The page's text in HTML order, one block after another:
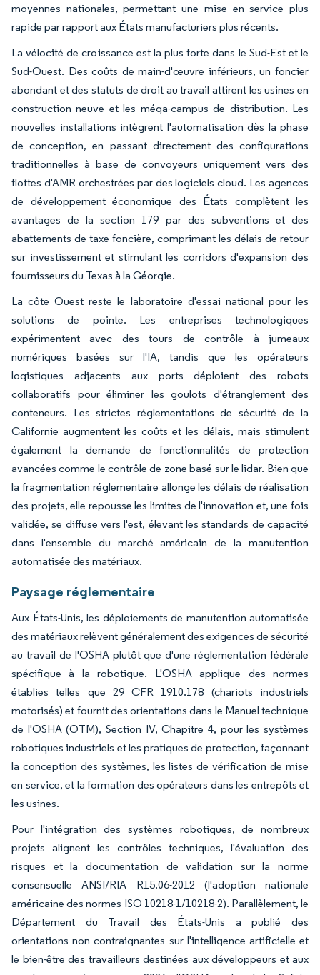
moyennes nationales, permettant une mise en service plus
rapide par rapport aux États manufacturiers plus récents.
La vélocité de croissance est la plus forte dans le Sud-Est et le
Sud-Ouest. Des coûts de main-d'œuvre inférieurs, un foncier
abondant et des statuts de droit au travail attirent les usines en
construction neuve et les méga-campus de distribution. Les
nouvelles installations intègrent l'automatisation dès la phase
de conception, en passant directement des configurations
traditionnelles à base de convoyeurs uniquement vers des
flottes d'AMR orchestrées par des logiciels cloud. Les agences
de développement économique des États complètent les
avantages de la section 179 par des subventions et des
abattements de taxe foncière, comprimant les délais de retour
sur investissement et stimulant les corridors d'expansion des
fournisseurs du Texas à la Géorgie.
La côte Ouest reste le laboratoire d'essai national pour les
solutions de pointe. Les entreprises technologiques
expérimentent avec des tours de contrôle à jumeaux
numériques basées sur l'IA, tandis que les opérateurs
logistiques adjacents aux ports déploient des robots
collaboratifs pour éliminer les goulots d'étranglement des
conteneurs. Les strictes réglementations de sécurité de la
Californie augmentent les coûts et les délais, mais stimulent
également la demande de fonctionnalités de protection
avancées comme le contrôle de zone basé sur le lidar. Bien que
la fragmentation réglementaire allonge les délais de réalisation
des projets, elle repousse les limites de l'innovation et, une fois
validée, se diffuse vers l'est, élevant les standards de capacité
dans l'ensemble du marché américain de la manutention
automatisée des matériaux.
Paysage réglementaire
Aux États-Unis, les déploiements de manutention automatisée
des matériaux relèvent généralement des exigences de sécurité
au travail de l'OSHA plutôt que d'une réglementation fédérale
spécifique à la robotique. L'OSHA applique des normes
établies telles que 29 CFR 1910.178 (chariots industriels
motorisés) et fournit des orientations dans le Manuel technique
de l'OSHA (OTM), Section IV, Chapitre 4, pour les systèmes
robotiques industriels et les pratiques de protection, façonnant
la conception des systèmes, les listes de vérification de mise
en service, et la formation des opérateurs dans les entrepôts et
les usines.
Pour l'intégration des systèmes robotiques, de nombreux
projets alignent les contrôles techniques, l'évaluation des
risques et la documentation de validation sur la norme
consensuelle ANSI/RIA R15.06-2012 (l'adoption nationale
américaine des normes ISO 10218-1/10218-2). Parallèlement, le
Département du Travail des États-Unis a publié des
orientations non contraignantes sur l'intelligence artificielle et
le bien-être des travailleurs destinées aux développeurs et aux